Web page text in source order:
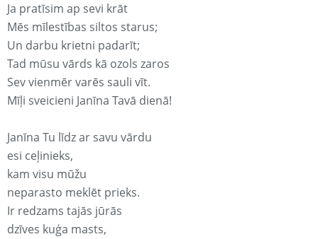
Ja pratīsim ap sevi krāt
Mēs mīlestības siltos starus;
Un darbu krietni padarīt;
Tad mūsu vārds kā ozols zaros
Sev vienmēr varēs sauli vīt.
Mīļi sveicieni Janīna Tavā dienā!
Janīna Tu līdz ar savu vārdu
esi ceļinieks,
kam visu mūžu
neparasto meklēt prieks.
Ir redzams tajās jūrās
dzīves kuģa masts,